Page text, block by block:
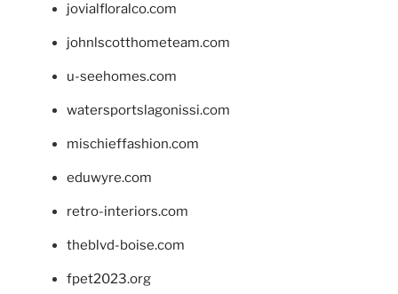
jovialfloralco.com
johnlscotthometeam.com
u-seehomes.com
watersportslagonissi.com
mischieffashion.com
eduwyre.com
retro-interiors.com
theblvd-boise.com
fpet2023.org